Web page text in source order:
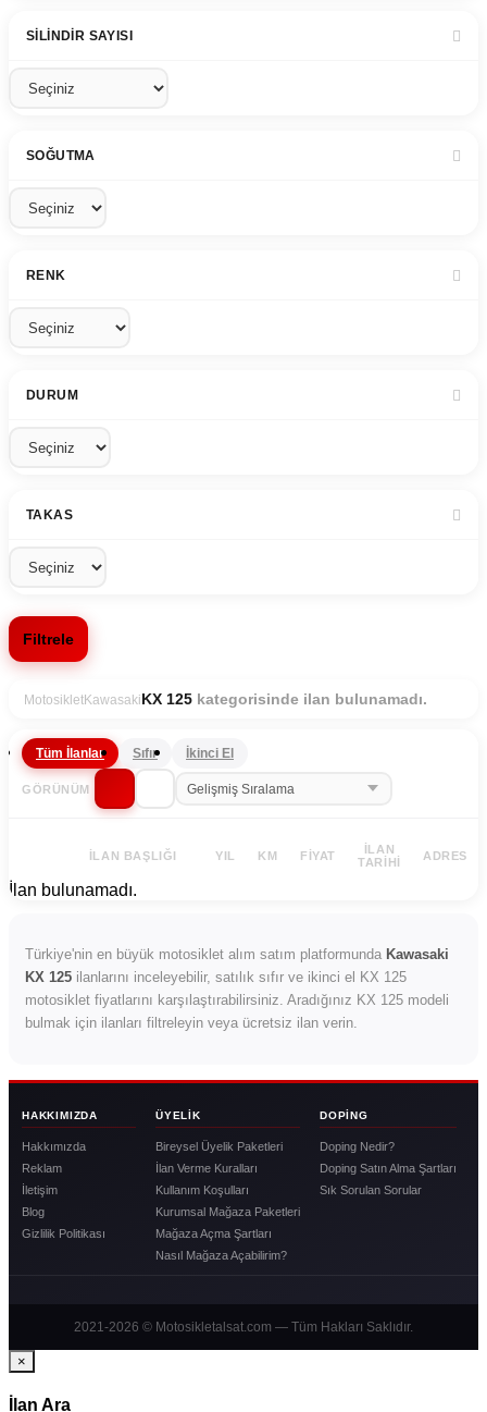
SILINDIR SAYISI
SOĞUTMA
RENK
DURUM
TAKAS
Filtrele
MotosikletKawasaki KX 125 kategorisinde ilan bulunamadı.
Tüm İlanlar Sıfır İkinci El
GÖRÜNÜM
İLAN BAŞLIĞI YIL KM FIYAT
İLAN
TARIHI
ADRES
İlan bulunamadı.
Türkiye'nin en büyük motosiklet alım satım platformunda Kawasaki
KX 125 ilanlarını inceleyebilir, satılık sıfır ve ikinci el KX 125
motosiklet fiyatlarını karşılaştırabilirsiniz. Aradığınız KX 125 modeli
bulmak için ilanları filtreleyin veya ücretsiz ilan verin.
HAKKIMIZDA
Hakkımızda
Reklam
İletişim
Blog
Gizlilik Politikası
ÜYELIK
Bireysel Üyelik Paketleri
İlan Verme Kuralları
Kullanım Koşulları
Kurumsal Mağaza Paketleri
Mağaza Açma Şartları
Nasıl Mağaza Açabilirim?
DOPING
Doping Nedir?
Doping Satın Alma Şartları
Sık Sorulan Sorular
2021-2026 © Motosikletalsat.com — Tüm Hakları Saklıdır.
×
İlan Ara